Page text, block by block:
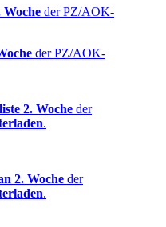
Woche der PZ/AOK-
der PZ/AOK-
2. Woche der
.
2. Woche der
.